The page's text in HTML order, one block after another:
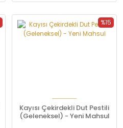
%15
Kayısı Çekirdekli Dut Pestili
(Geleneksel) - Yeni Mahsul